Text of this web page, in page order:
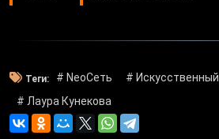
Теги: # NeoСеть
#
# Лаура Кунекова